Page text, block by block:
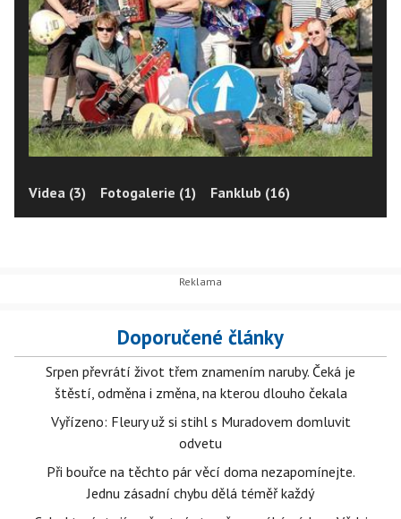
Videa (3) Fotogalerie (1) Fanklub (16)
Doporučené články
Srpen převrátí život třem znamením naruby. Čeká je
štěstí, odměna i změna, na kterou dlouho čekala
Vyřízeno: Fleury už si stihl s Muradovem domluvit
odvetu
Při bouřce na těchto pár věcí doma nezapomínejte.
Jednu zásadní chybu dělá téměř každý